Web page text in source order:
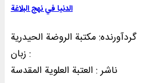
الدنیا في نهج البلاغة
گردآورنده: مکتبة الروضة الحیدریة
زبان :
ناشر : العتبة العلوية المقدسة